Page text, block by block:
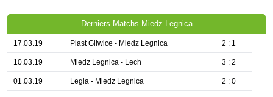
Derniers Matchs Miedz Legnica
17.03.19 Piast Gliwice - Miedz Legnica 2 : 1
10.03.19 Miedz Legnica - Lech 3 : 2
01.03.19 Legia - Miedz Legnica 2 : 0